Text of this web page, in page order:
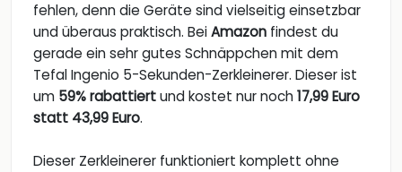
fehlen, denn die Geräte sind vielseitig einsetzbar
und überaus praktisch. BeiAmazon findest du
gerade ein sehr gutes Schnäppchen mit dem
Tefal Ingenio 5-Sekunden-Zerkleinerer. Dieser ist
um 59% rabattiertund kostet nur noch17,99 Euro
statt 43,99 Euro.
Dieser Zerkleinerer funktioniert komplett ohne